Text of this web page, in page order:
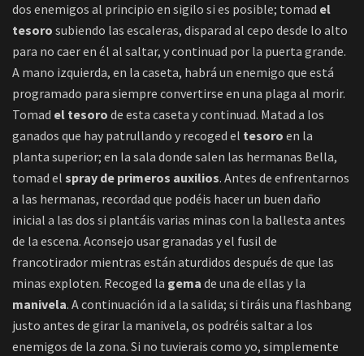
dos enemigos al principio en sigilo si es posible; tomad el
tesoro subiendo las escaleras, disparad al cepo desde lo alto
para no caer en él al saltar, y continuad por la puerta grande.
A mano izquierda, en la caseta, habrá un enemigo que está
programado para siempre convertirse en una plaga al morir.
Tomad el tesoro de esta caseta y continuad. Matad a los
ganados que hay patrullando y recoged el tesoro en la
planta superior; en la sala donde salen las hermanas Bella,
tomad el spray de primeros auxilios. Antes de enfrentarnos
a las hermanas, recordad que podéis hacer un buen daño
inicial a las dos si plantáis varias minas con la ballesta antes
de la escena. Aconsejo usar granadas y el fusil de
francotirador mientras están aturdidos después de que las
minas exploten. Recoged la gema de una de ellas y la
manivela. A continuación id a la salida; si tiráis una flashbang
justo antes de girar la manivela, os podréis saltar a los
enemigos de la zona. Si no tuvierais como yo, simplemente